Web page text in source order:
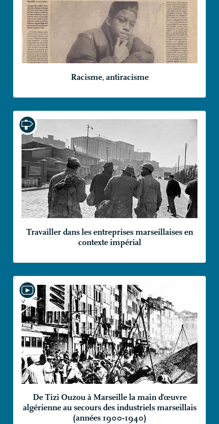
Racisme, antiracisme
Travailler dans les entreprises marseillaises en
contexte impérial
De Tizi Ouzou à Marseille la main d’œuvre
algérienne au secours des industriels marseillais
(années 1900-1940)